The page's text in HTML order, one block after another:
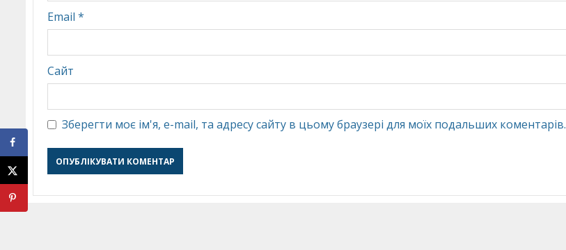
Email *
Сайт
Зберегти моє ім'я, e-mail, та адресу сайту в цьому браузері для моїх подальших коментарів.